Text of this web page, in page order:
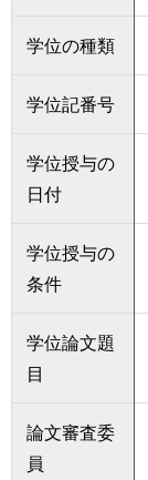
学位の種類
学位記番号
学位授与の
日付
学位授与の
条件
学位論文題
目
論文審査委
員